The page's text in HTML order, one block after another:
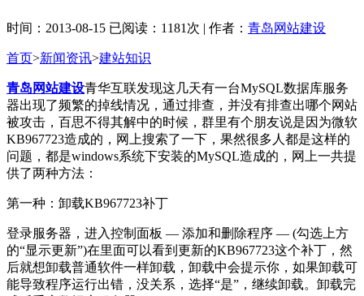
时间：2013-08-15 已阅读：1181次 | 作者： 青岛网站建设
首页>新闻资讯>建站知识
青岛网站建设青华互联发现这几天有一台MySQL数据库服务
器出现了频繁的掉线情况，通过排查，并没有排查出哪个网站
被攻击，百思不得其解中的时候，群里有个朋友说是因为微软
KB967723造成的，网上搜索了一下，果然很多人都是这样的
问题，都是windows系统下安装的MySQL造成的，网上一共提
供了两种方法：
第一种：卸载KB967723补丁
登录服务器，进入控制面板 — 添加和删除程序 — (勾选上方
的“显示更新”)在里面可以看到更新的KB967723这个补丁，然
后就想卸载普通软件一样卸载，卸载中会提示你，如果卸载可
能导致程序运行出错，没关系，选择“是”，继续卸载。卸载完